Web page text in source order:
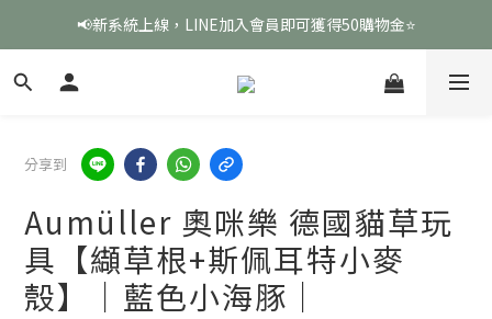
📢新系統上線，LINE加入會員即可獲得50購物金⭐
分享到
Aumüller 奧咪樂 德國貓草玩
具【纈草根+斯佩耳特小麥
殼】｜藍色小海豚｜